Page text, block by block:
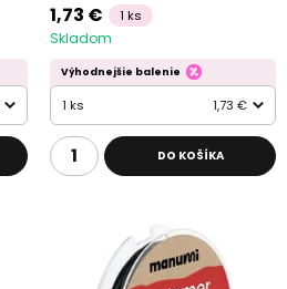
1,73 € 1 ks
Skladom
Výhodnejšie balenie
1 ks 1,73 €
DO KOŠÍKA